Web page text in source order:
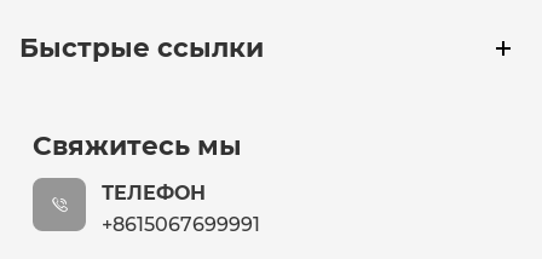
Быстрые ссылки
Свяжитесь мы
ТЕЛЕФОН
+8615067699991